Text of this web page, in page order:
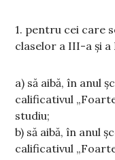
1. pentru cei care
claselor a III-a și a
a) să aibă, în anul
calificativul
studiu;
b) să aibă, în anul
calificativul